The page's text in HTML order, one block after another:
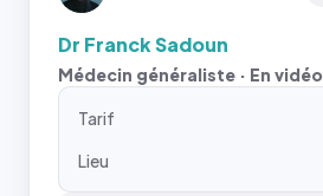
Dr Franck Sadoun
Médecin généraliste · En vidéo
Tarif
Lieu